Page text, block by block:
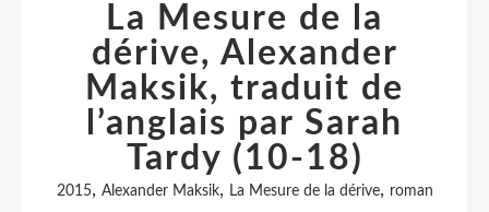
La Mesure de la
dérive, Alexander
Maksik, traduit de
l’anglais par Sarah
Tardy (10-18)
2015, Alexander Maksik, La Mesure de la dérive, roman